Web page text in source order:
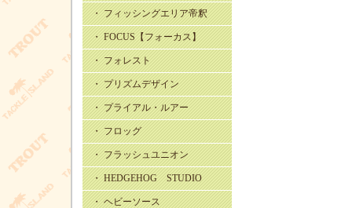
・ フィッシングエリア帝釈
・ FOCUS【フォーカス】
・ フォレスト
・ プリズムデザイン
・ プライアル・ルアー
・ フロッグ
・ フラッシュユニオン
・ HEDGEHOG STUDIO
・ ヘビーソース